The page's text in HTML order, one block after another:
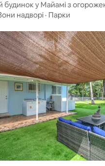
будинок у Майамі з
парковкою
надворі · Парки